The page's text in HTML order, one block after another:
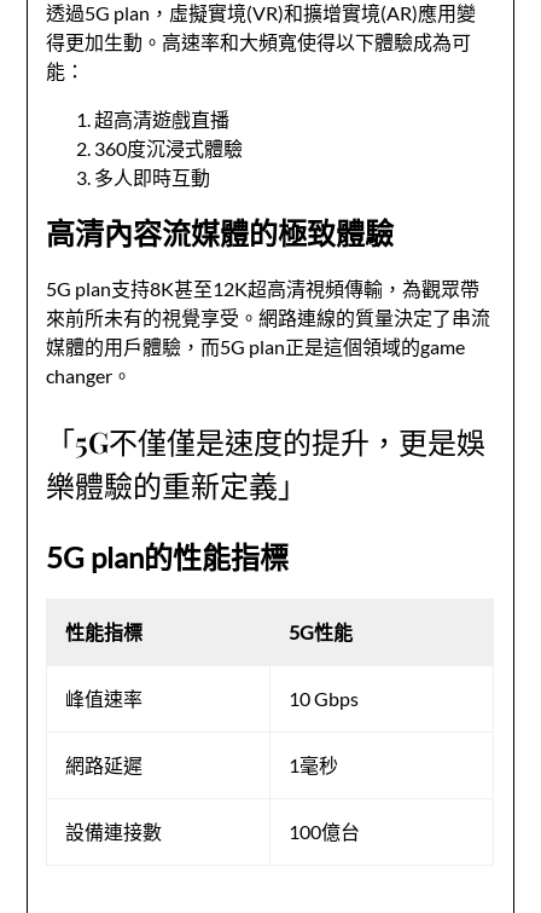
透過5G plan，虛擬實境(VR)和擴增實境(AR)應用變
得更加生動。高速率和大頻寬使得以下體驗成為可
能：
超高清遊戲直播
360度沉浸式體驗
多人即時互動
高清內容流媒體的極致體驗
5G plan支持8K甚至12K超高清視頻傳輸，為觀眾帶
來前所未有的視覺享受。網路連線的質量決定了串流
媒體的用戶體驗，而5G plan正是這個領域的game
changer。
「5G不僅僅是速度的提升，更是娛
樂體驗的重新定義」
5G plan的性能指標
性能指標 5G性能
峰值速率 10 Gbps
網路延遲 1毫秒
設備連接數 100億台